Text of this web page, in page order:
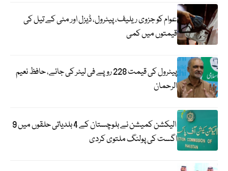
عوام کو جزوی ریلیف، پیٹرول، ڈیزل اور مٹی کے تیل کی
قیمتوں میں کمی
پیٹرول کی قیمت 228 روپے فی لیٹر کی جائے، حافظ نعیم
الرحمان
الیکشن کمیشن نے بلوچستان کے 4 بلدیاتی حلقوں میں 9
اگست کی پولنگ ملتوی کردی